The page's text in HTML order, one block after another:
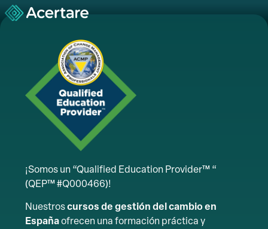
¡Somos un “Qualified Education Provider™ “
(QEP™ #Q000466)!
Nuestroscursos de gestión del cambio en
Españaofrecen una formación práctica y